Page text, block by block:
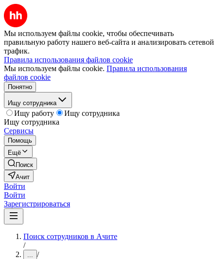
Мы используем файлы cookie, чтобы обеспечивать
правильную работу нашего веб-сайта и анализировать сетевой
трафик.
Правила использования файлов cookie
Мы используем файлы cookie. Правила использования
файлов cookie
Понятно
Ищу сотрудника
Ищу работу
Ищу сотрудника
Ищу сотрудника
Сервисы
Помощь
Ещё
Поиск
Ачит
Войти
Войти
Зарегистрироваться
Поиск сотрудников в Ачите
/
... /